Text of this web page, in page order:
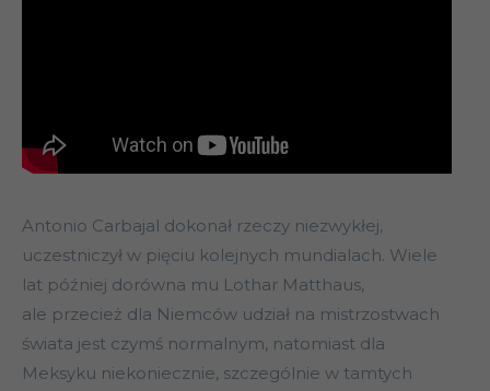
Antonio Carbajal dokonał rzeczy niezwykłej,
uczestniczył w pięciu kolejnych mundialach. Wiele
lat później dorówna mu Lothar Matthaus,
ale przecież dla Niemców udział na mistrzostwach
świata jest czymś normalnym, natomiast dla
Meksyku niekoniecznie, szczególnie w tamtych